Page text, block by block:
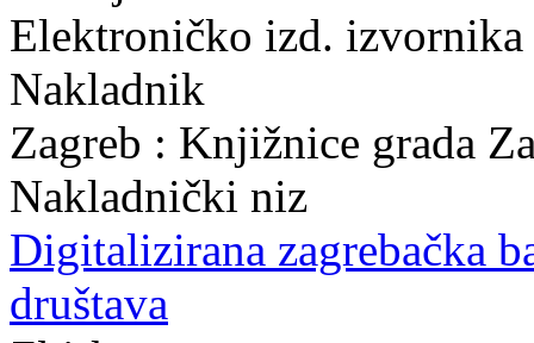
Elektroničko izd. izvornika
Nakladnik
Zagreb : Knjižnice grada
Nakladnički niz
Digitalizirana zagrebačka
društava